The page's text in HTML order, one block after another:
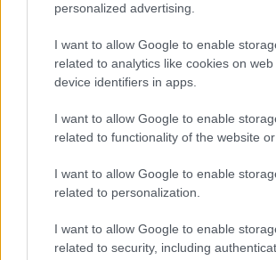
personalized advertising.
I want to allow Google to enable
related to analytics like cookies on
device identifiers in apps.
I want to allow Google to enable
related to functionality of the website or
I want to allow Google to enable
related to personalization.
I want to allow Google to enable
related to security, including
I nostri cari
I nostri cari